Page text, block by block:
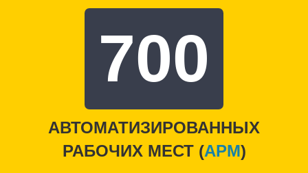
700
АВТОМАТИЗИРОВАННЫХ
РАБОЧИХ МЕСТ (APM)